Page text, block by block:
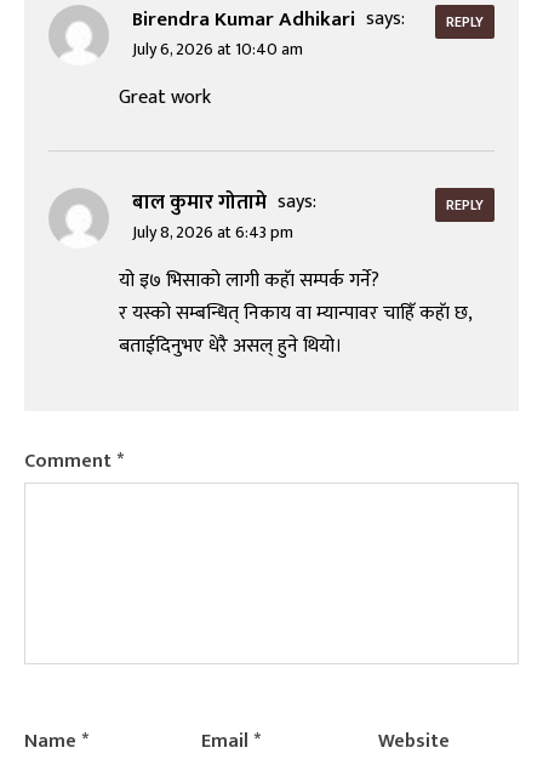
Birendra Kumar Adhikari says:
July 6, 2026 at 10:40 am
Great work
REPLY
बाल कुमार गोतामे says:
July 8, 2026 at 6:43 pm
यो इ७ भिसाको लागी कहॅा सम्पर्क गर्ने?
र यस्को सम्बन्धित् निकाय वा म्यान्पावर चाहिॅ कहॅा छ,
बताईदिनुभए धेरै असल् हुने थियो।
REPLY
Comment*
Name* Email* Website